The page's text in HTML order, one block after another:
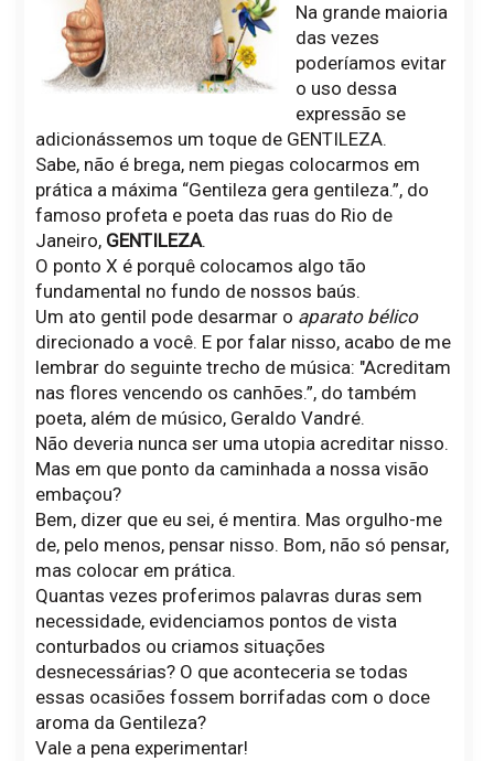
Na grande maioria
das vezes
poderíamos evitar
o uso dessa
expressão se
adicionássemos um toque de GENTILEZA.
Sabe, não é brega, nem piegas colocarmos em
prática a máxima “Gentileza gera gentileza.”, do
famoso profeta e poeta das ruas do Rio de
Janeiro, GENTILEZA.
O ponto X é porquê colocamos algo tão
fundamental no fundo de nossos baús.
Um ato gentil pode desarmar o aparato bélico
direcionado a você. E por falar nisso, acabo de me
lembrar do seguinte trecho de música: "Acreditam
nas flores vencendo os canhões.”, do também
poeta, além de músico, Geraldo Vandré.
Não deveria nunca ser uma utopia acreditar nisso.
Mas em que ponto da caminhada a nossa visão
embaçou?
Bem, dizer que eu sei, é mentira. Mas orgulho-me
de, pelo menos, pensar nisso. Bom, não só pensar,
mas colocar em prática.
Quantas vezes proferimos palavras duras sem
necessidade, evidenciamos pontos de vista
conturbados ou criamos situações
desnecessárias? O que aconteceria se todas
essas ocasiões fossem borrifadas com o doce
aroma da Gentileza?
Vale a pena experimentar!